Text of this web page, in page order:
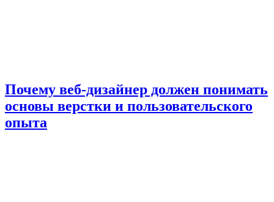
Почему веб-дизайнер должен понимать
основы верстки и пользовательского
опыта